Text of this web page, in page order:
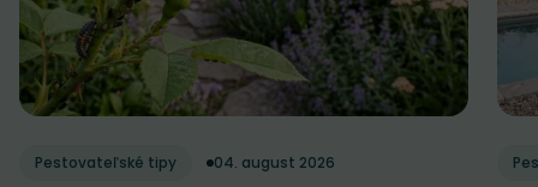
Pestovateľské tipy 04. august 2026